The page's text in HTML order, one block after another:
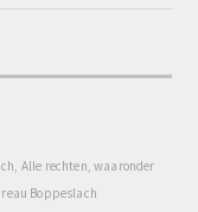
Alle rechten, waaronder
Boppeslach